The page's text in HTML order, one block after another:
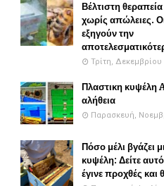
Βέλτιστη
χωρίς απώλειες.
εξηγούν την
Τρίτη, Δεκεμβρίου
Πλαστικη κυψέλη
αλήθεια
Παρασκευή,
Πόσο μέλι βγάζει
κυψέλη: Δείτε
έγινε προχθές και